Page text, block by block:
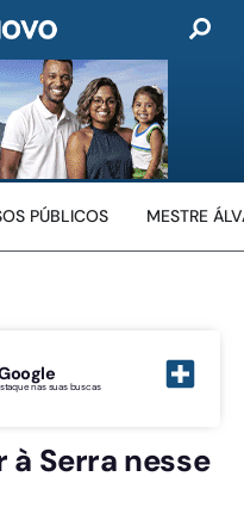
PÚBLICOS MESTRE
nas suas buscas
Serra nesse